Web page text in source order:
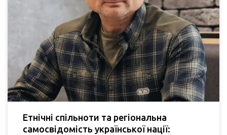
Етнічні спільноти та регіональна
самосвідомість української нації: